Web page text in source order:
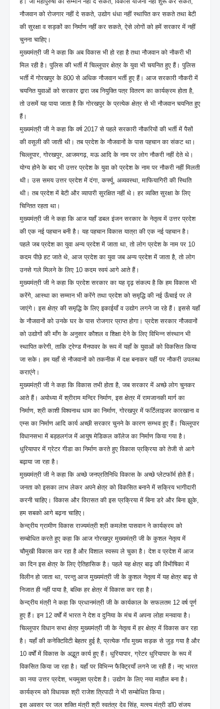
नौजवान को रोजगार नहीं दे सकते, उद्योग धंधा नहीं स्थापित कर सकते तथा बेटी
की सुरक्षा व सड़कों का निर्माण नहीं कर सकते, ऐसे लोगों को हमें सरकार में नहीं
चुनना चाहिए।
मुख्यमंत्री जी ने कहा कि अब विकास भी हो रहा है तथा नौजवान को नौकरी भी
मिल रही है। पुलिस की भर्ती में चिल्लूपार क्षेत्र के युवा भी चयनित हुए हैं। पुलिस
भर्ती में गोरखपुर के 800 से अधिक नौजवान भर्ती हुए हैं। आज सरकारी नौकरी में
चयनित युवाओं को सरकार द्वारा जब नियुक्ति पत्र वितरण का कार्यक्रम होता है,
तो उसमें यह पाया जाता है कि गोरखपुर के प्रत्येक क्षेत्र से भी नौजवान चयनित हुए
हैं।
मुख्यमंत्री जी ने कहा कि वर्ष 2017 से पहले सरकारी नौकरियों की भर्ती में पैसों
की वसूली की जाती थी। तब प्रदेश के नौजवानों के पास पहचान का संकट था।
चिल्लूपार, गोरखपुर, आजमगढ़, मऊ आदि के नाम पर लोग नौकरी नहीं देते थे।
योग्य होने के बाद भी उत्तर प्रदेश के युवा को प्रदेश के नाम पर नौकरी नहीं मिलती
थी। उस समय उत्तर प्रदेश में दंगा, कर्फ्यू, अव्यवस्था, माफियागिरी की स्थिति
थी। तब प्रदेश में बेटी और व्यापारी सुरक्षित नहीं थे। हर व्यक्ति सुरक्षा के लिए
चिन्तित रहता था।
मुख्यमंत्री जी ने कहा कि आज यहाँ डबल इंजन सरकार के नेतृत्व में उत्तर प्रदेश
की एक नई पहचान बनी है। यह पहचान विकास यात्रा की एक नई पहचान है।
पहले जब प्रदेश का युवा अन्य प्रदेश में जाता था, तो लोग प्रदेश के नाम पर 10
कदम पीछे हट जाते थे, आज प्रदेश का युवा जब अन्य प्रदेश में जाता है, तो लोग
उनसे गले मिलने के लिए 10 कदम स्वयं आगे आते हैं।
मुख्यमंत्री जी ने कहा कि प्रदेश सरकार का यह दृढ़ संकल्प है कि हम विकास भी
करेंगे, आस्था का सम्मान भी करेंगे तथा प्रदेश को समृद्धि की नई ऊँचाई पर ले
जाएंगे। इस क्षेत्र की समृद्धि के लिए इकाईयाँ व उद्योग लगने जा रहे हैं। इससे यहाँ
के नौजवानों को उनके घर के पास रोजगार प्राप्त होगा। प्रदेश सरकार नौजवानों
को उद्योगों की माँग के अनुसार कौशल व शिक्षा देने के लिए विभिन्न संस्थान भी
स्थापित करेगी, ताकि ट्रेण्ड मैनपावर के रूप में यहाँ के युवाओं को विकसित किया
जा सके। हम यहाँ से नौजवानों को तकनीक में दक्ष बनाकर यहीं पर नौकरी उपलब्ध
कराएंगे।
मुख्यमंत्री जी ने कहा कि विकास तभी होता है, जब सरकार में अच्छे लोग चुनकर
आते हैं। अयोध्या में श्रीराम मन्दिर निर्माण, इस क्षेत्र में रामजानकी मार्ग का
निर्माण, श्री काशी विश्वनाथ धाम का निर्माण, गोरखपुर में फर्टिलाइजर कारखाना व
एम्स का निर्माण आदि कार्य अच्छी सरकार चुनने के कारण सम्भव हुए हैं। चिल्लूपार
विधानसभा में बड़हलगंज में आयुष मेडिकल कॉलेज का निर्माण किया गया है।
धुरियापार में ग्रेटर गीडा का निर्माण करते हुए विकास प्रक्रिया को तेजी से आगे
बढ़ाया जा रहा है।
मुख्यमंत्री जी ने कहा कि अच्छे जनप्रतिनिधि विकास के अच्छे प्लेटफॉर्म होते हैं।
जनता को इसका लाभ लेकर अपने क्षेत्र को विकसित बनाने में सक्रिय भागीदारी
करनी चाहिए। विकास और विरासत की इस प्रक्रिया में बिना डरे और बिना झुके,
हम सबको आगे बढ़ना चाहिए।
केन्द्रीय ग्रामीण विकास राज्यमंत्री श्री कमलेश पासवान ने कार्यक्रम को
सम्बोधित करते हुए कहा कि आज गोरखपुर मुख्यमंत्री जी के कुशल नेतृत्व में
चौमुखी विकास कर रहा है और विशाल स्वरूप ले चुका है। देश व प्रदेश में आज
का दिन इस क्षेत्र के लिए ऐतिहासिक है। पहले यह क्षेत्र बाढ़ की विभीषिका में
विलीन हो जाता था, परन्तु आज मुख्यमंत्री जी के कुशल नेतृत्व में यह क्षेत्र बाढ़ से
निजात ही नहीं पाया है, बल्कि हर क्षेत्र में विकास कर रहा है।
केन्द्रीय मंत्री ने कहा कि प्रधानमंत्री जी के कार्यकाल के सफलतम 12 वर्ष पूर्ण
हुए हैं। इन 12 वर्षों में भारत ने देश व दुनिया के मंच में अपना लोहा मनवाया है।
चिल्लूपार विधान सभा क्षेत्र मुख्यमंत्री जी के नेतृत्व में हर क्षेत्र में विकास कर रहा
है। यहाँ की कनेक्टिविटी बेहतर हुई है, प्रत्येक गाँव मुख्य सड़क से जुड़ गया है और
10 वर्षों में विकास के अद्भुत कार्य हुए हैं। धुरियापार, ग्रेटर धुरियापार के रूप में
विकसित किया जा रहा है। यहाँ पर विभिन्न फैक्ट्रियाँ लगने जा रही हैं। नए भारत
का नया उत्तर प्रदेश, भयमुक्त प्रदेश है। उद्योग के लिए नया माहौल बना है।
कार्यक्रम को विधायक श्री राजेश त्रिपाठी ने भी सम्बोधित किया।
इस अवसर पर जल शक्ति मंत्री श्री स्वतंत्र देव सिंह, मत्स्य मंत्री डॉ0 संजय